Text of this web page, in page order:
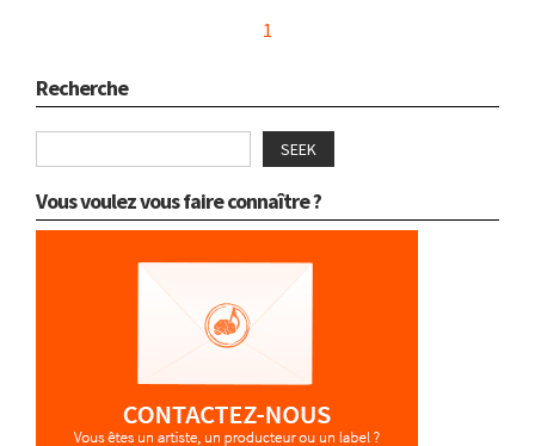
1
Recherche
SEEK
Vous voulez vous faire connaître ?